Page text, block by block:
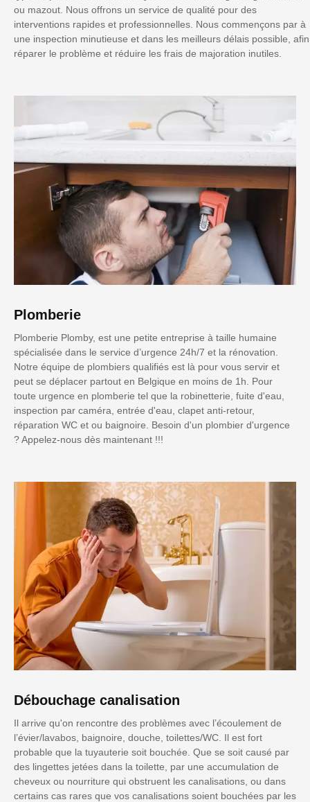
ou mazout. Nous offrons un service de qualité pour des
interventions rapides et professionnelles. Nous commençons par à
une inspection minutieuse et dans les meilleurs délais possible, afin
réparer le problème et réduire les frais de majoration inutiles.
Plomberie
Plomberie Plomby, est une petite entreprise à taille humaine
spécialisée dans le service d’urgence 24h/7 et la rénovation.
Notre équipe de plombiers qualifiés est là pour vous servir et
peut se déplacer partout en Belgique en moins de 1h. Pour
toute urgence en plomberie tel que la robinetterie, fuite d'eau,
inspection par caméra, entrée d'eau, clapet anti-retour,
réparation WC et ou baignoire. Besoin d'un plombier d'urgence
? Appelez-nous dès maintenant !!!
Débouchage canalisation
Il arrive qu'on rencontre des problèmes avec l’écoulement de
l’évier/lavabos, baignoire, douche, toilettes/WC. Il est fort
probable que la tuyauterie soit bouchée. Que se soit causé par
des lingettes jetées dans la toilette, par une accumulation de
cheveux ou nourriture qui obstruent les canalisations, ou dans
certains cas rares que vos canalisations soient bouchées par les